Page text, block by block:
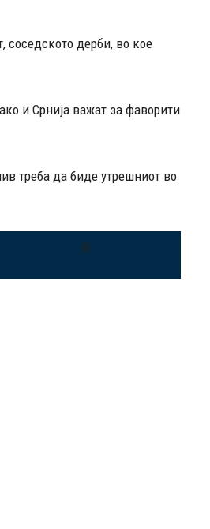
соседското дерби, во кое
и Срнија важат за фаворити
треба да биде утрешниот во
Threads